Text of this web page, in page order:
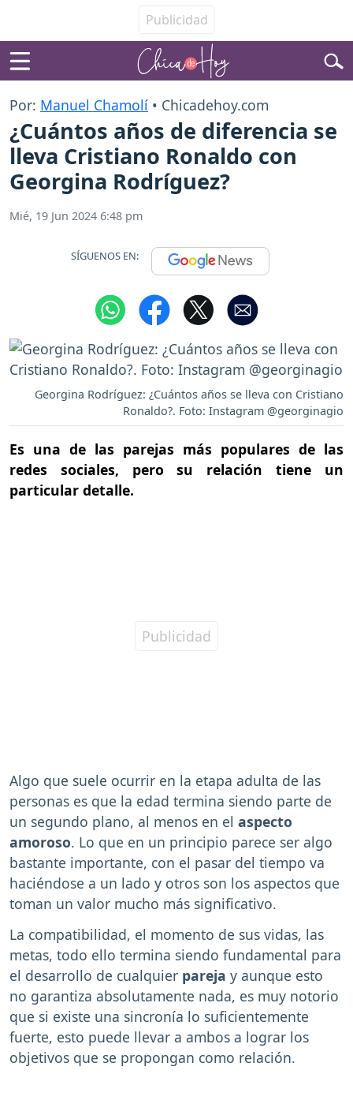
Por: Manuel Chamolí • Chicadehoy.com
¿Cuántos años de diferencia se
lleva Cristiano Ronaldo con
Georgina Rodríguez?
Mié, 19 Jun 2024 6:48 pm
SÍGUENOS EN:
Georgina Rodríguez: ¿Cuántos años se lleva con Cristiano
Ronaldo?. Foto: Instagram @georginagio
Es una de las parejas más populares de las
redes sociales, pero su relación tiene un
particular detalle.
Algo que suele ocurrir en la etapa adulta de las
personas es que la edad termina siendo parte de
un segundo plano, al menos en el aspecto
amoroso. Lo que en un principio parece ser algo
bastante importante, con el pasar del tiempo va
haciéndose a un lado y otros son los aspectos que
toman un valor mucho más significativo.
La compatibilidad, el momento de sus vidas, las
metas, todo ello termina siendo fundamental para
el desarrollo de cualquier pareja y aunque esto
no garantiza absolutamente nada, es muy notorio
que si existe una sincronía lo suficientemente
fuerte, esto puede llevar a ambos a lograr los
objetivos que se propongan como relación.